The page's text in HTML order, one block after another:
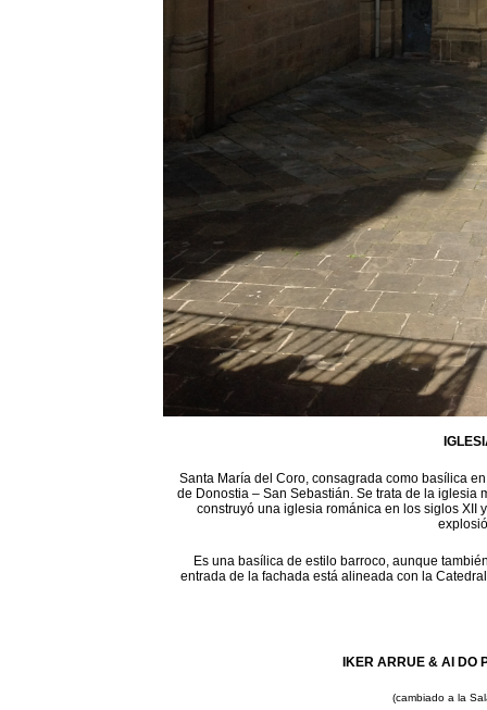
Santa María del Coro, consagrada como basílica
de Donostia – San Sebastián. Se trata de la iglesia
construyó una iglesia románica en los siglos XII
Es una basílica de estilo barroco, aunque
entrada de la fachada está alineada con la
IKER ARRUE & AI DO
(cambiado a la